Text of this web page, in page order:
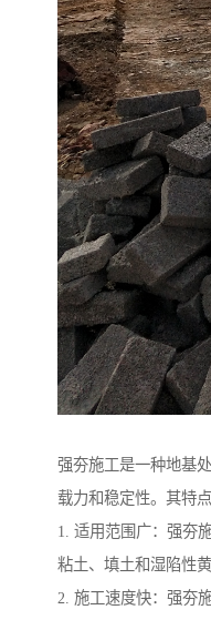
强夯施工是一种地基
载力和稳定性。其特点
1. 适用范围广：强夯
粘土、填土和湿陷性黄
2. 施工速度快：强夯